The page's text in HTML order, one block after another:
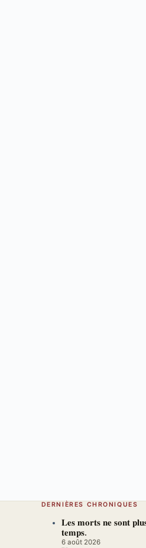
DERNIÈRES CHRONIQUES
𝐋𝐞𝐬 𝐦𝐨𝐫𝐭𝐬 𝐧𝐞 𝐬𝐨𝐧𝐭
𝐭𝐞𝐦𝐩𝐬.
6 août 2026